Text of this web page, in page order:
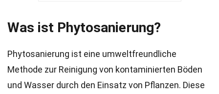
Was ist Phytosanierung?
Phytosanierung ist eine umweltfreundliche
Methode zur Reinigung von kontaminierten Böden
und Wasser durch den Einsatz von Pflanzen. Diese